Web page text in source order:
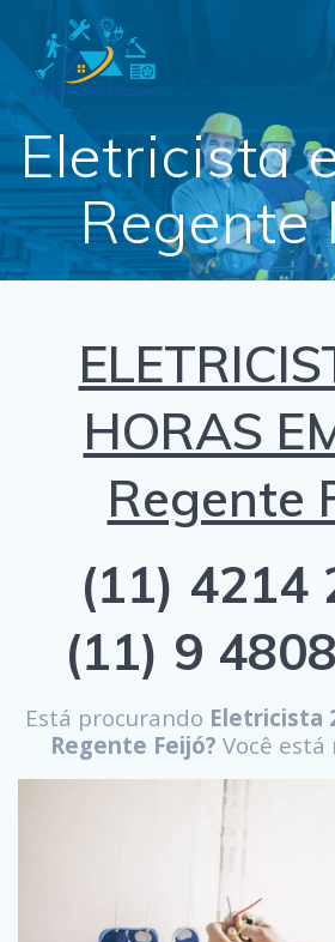
Eletricista
Regente
HORAS
Regente
(11) 4214
(11) 9
Está procurando Eletricista
Regente Feijó? Você